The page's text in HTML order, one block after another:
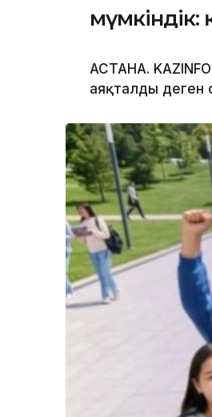
АСТАНА.
аяқталды деген